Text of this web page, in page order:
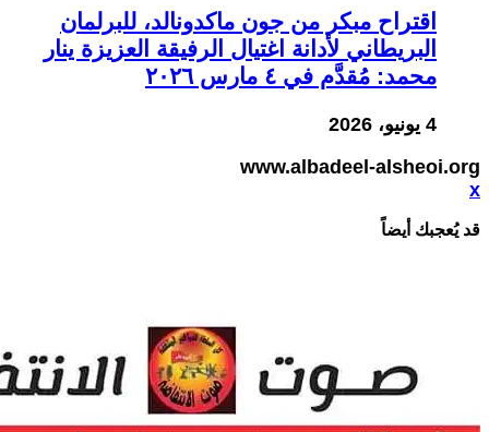
اقتراح مبكر من جون ماكدونالد، للبرلمان
البريطاني لأدانة اغتيال الرفيقة العزيزة ينار
محمد: مُقدَّم في ٤ مارس ٢٠٢٦
4 يونيو، 2026
www.albadeel-alsheoi.org
x